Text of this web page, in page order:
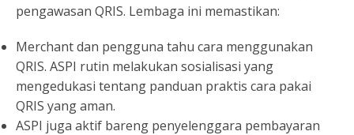
pengawasan QRIS. Lembaga ini memastikan:
Merchant dan pengguna tahu cara menggunakan
QRIS. ASPI rutin melakukan sosialisasi yang
mengedukasi tentang panduan praktis cara pakai
QRIS yang aman.
ASPI juga aktif bareng penyelenggara pembayaran